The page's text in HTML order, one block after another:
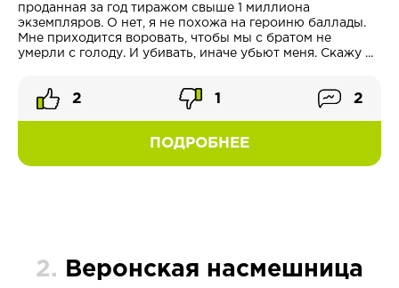
проданная за год тиражом свыше 1 миллиона
экземпляров. О нет, я не похожа на героиню баллады.
Мне приходится воровать, чтобы мы с братом не
умерли с голоду. И убивать, иначе убьют меня. Скажу ...
ПОДРОБНЕЕ
2 1 2
2. Веронская насмешница